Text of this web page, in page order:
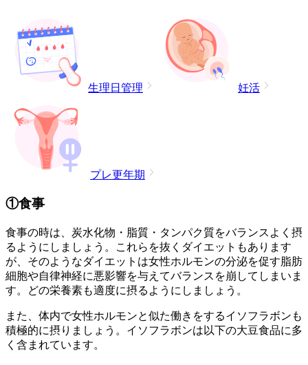
生理日管理 妊活
プレ更年期
①食事
食事の時は、炭水化物・脂質・タンパク質をバランスよく摂
るようにしましょう。これらを抜くダイエットもあります
が、そのようなダイエットは女性ホルモンの分泌を促す脂肪
細胞や自律神経に悪影響を与えてバランスを崩してしまいま
す。どの栄養素も適度に摂るようにしましょう。
また、体内で女性ホルモンと似た働きをするイソフラボンも
積極的に摂りましょう。イソフラボンは以下の大豆食品に多
く含まれています。